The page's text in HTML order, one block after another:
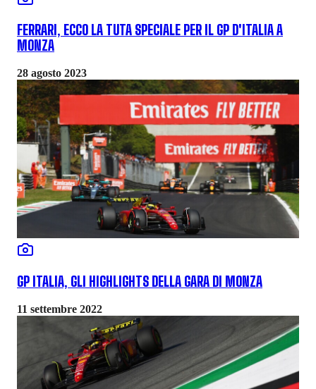
FERRARI, ECCO LA TUTA SPECIALE PER IL GP D'ITALIA A
MONZA
28 agosto 2023
GP ITALIA, GLI HIGHLIGHTS DELLA GARA DI MONZA
11 settembre 2022